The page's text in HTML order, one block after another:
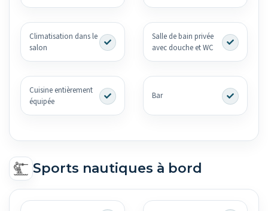
Climatisation dans le
salon
Salle de bain privée
avec douche et WC
Cuisine entièrement
équipée
Bar
Sports nautiques à bord